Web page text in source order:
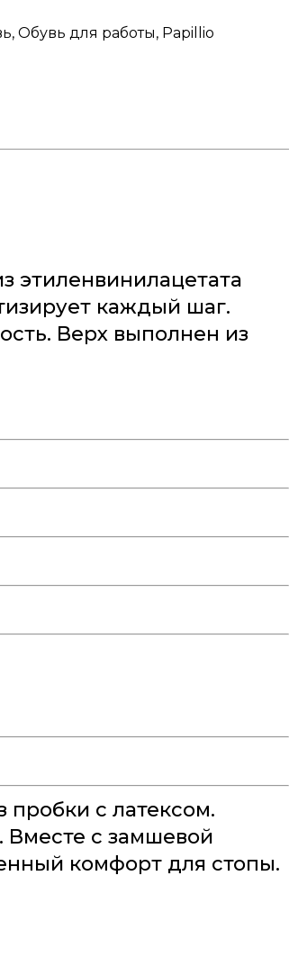
Обувь для работы, Papillio
этиленвинилацетата
каждый шаг.
Верх выполнен из
с латексом.
Вместе с замшевой
комфорт для стопы.